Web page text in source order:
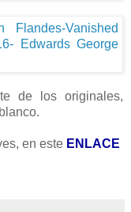
de los originales,
en este ENLACE